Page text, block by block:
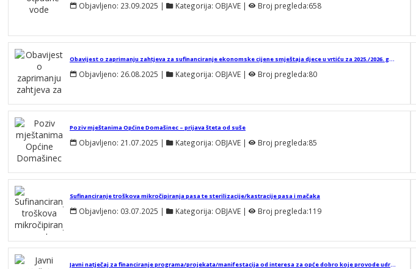
Objavljeno: 23.09.2025 | Kategorija: OBJAVE | Broj pregleda:658
Obavijest o zaprimanju zahtjeva za sufinanciranje ekonomske cijene smještaja djece u vrtiću za 2025./2026. godinu
Objavljeno: 26.08.2025 | Kategorija: OBJAVE | Broj pregleda:80
Poziv mještanima Općine Domašinec – prijava šteta od suše
Objavljeno: 21.07.2025 | Kategorija: OBJAVE | Broj pregleda:85
Sufinanciranje troškova mikročipiranja pasa te sterilizacije/kastracije pasa i mačaka
Objavljeno: 03.07.2025 | Kategorija: OBJAVE | Broj pregleda:119
Javni natječaj za financiranje programa/projekata/manifestacija od interesa za opće dobro koje provode udruge i druge organizacije civilnog društva, vjerske zajednice i pravne osobe Katoličke crkve na području Općine Domašinec u 2025. godini